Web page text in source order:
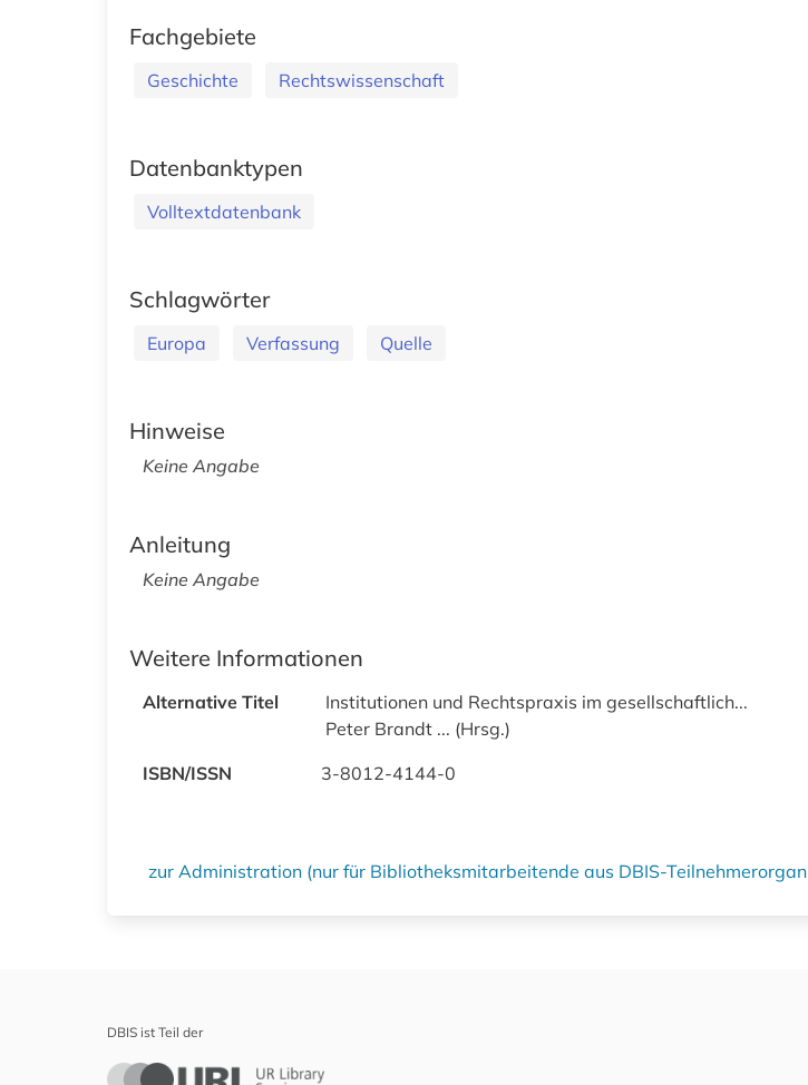
Fachgebiete
Geschichte Rechtswissenschaft
Datenbanktypen
Volltextdatenbank
Schlagwörter
Europa Verfassung Quelle
Hinweise
Keine Angabe
Anleitung
Keine Angabe
Weitere Informationen
Alternative Titel
Institutionen und Rechtspraxis im gesellschaftlich...
Peter Brandt ... (Hrsg.)
ISBN/ISSN
3-8012-4144-0
zur Administration (nur für Bibliotheksmitarbeitende aus DBIS-
DBIS ist Teil der